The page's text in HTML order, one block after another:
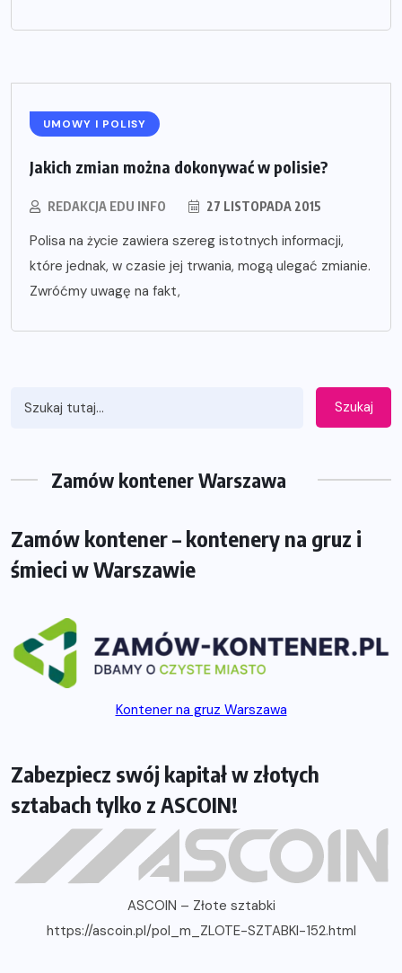
UMOWY I POLISY
Jakich zmian można dokonywać w polisie?
REDAKCJA EDU INFO 27 LISTOPADA 2015
Polisa na życie zawiera szereg istotnych informacji,
które jednak, w czasie jej trwania, mogą ulegać zmianie.
Zwróćmy uwagę na fakt,
Szukaj
Zamów kontener Warszawa
Zamów kontener – kontenery na gruz i
śmieci w Warszawie
Kontener na gruz Warszawa
Zabezpiecz swój kapitał w złotych
sztabach tylko z ASCOIN!
ASCOIN – Złote sztabki
https://ascoin.pl/pol_m_ZLOTE-SZTABKI-152.html